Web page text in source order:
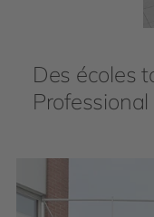
Des écoles
Professional